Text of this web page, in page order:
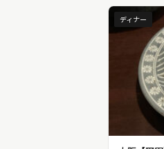
ディナー